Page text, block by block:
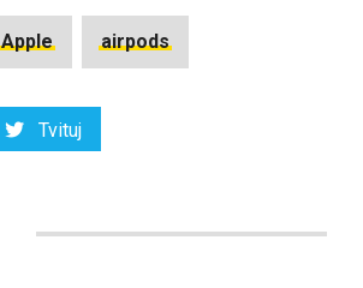
Apple airpods
Tvituj